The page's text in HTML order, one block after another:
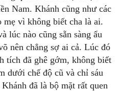
Nam. Khánh cũng như các
mẹ vì không biết cha là ai.
lúc nào cũng sẵn sàng ẩu
nên chẳng sợ ai cả. Lúc đó
tích đã ghê gớm, không biết
dưới chế độ cũ và chỉ sáu
đã là bộ mặt rất quen